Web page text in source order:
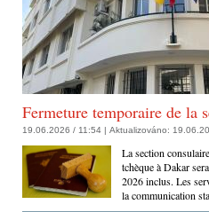
Fermeture temporaire de la
19.06.2026 / 11:54 | Aktualizováno:
La section
tchèque à Dakar
2026 inclus. Les
la communication